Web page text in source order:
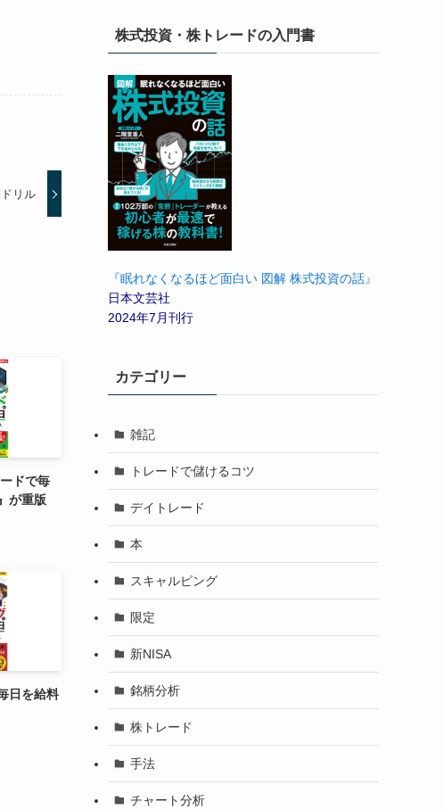
リル
ドで毎
が重版
日を給料
株式投資・株トレードの入門書
『眠れなくなるほど面白い 図解 株式投資の話』
日本文芸社
2024年7月刊行
カテゴリー
雑記
トレードで儲けるコツ
デイトレード
本
スキャルピング
限定
新NISA
銘柄分析
株トレード
手法
チャート分析